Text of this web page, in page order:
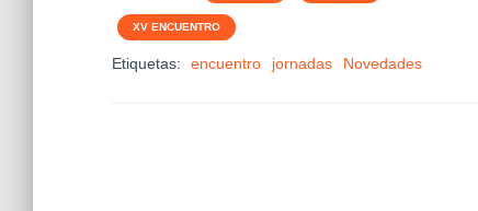
XV ENCUENTRO
Etiquetas: encuentro jornadas Novedades